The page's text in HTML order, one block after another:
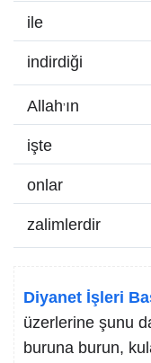
ile
indirdiği
Allah’ın
işte
onlar
zalimlerdir
Diyanet İşleri
üzerlerine şunu
buruna burun,